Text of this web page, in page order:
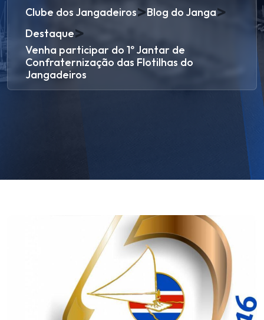
Clube dos Jangadeiros>Blog do Janga>
Destaque>
Venha participar do 1º Jantar de
Confraternização das Flotilhas do
Jangadeiros